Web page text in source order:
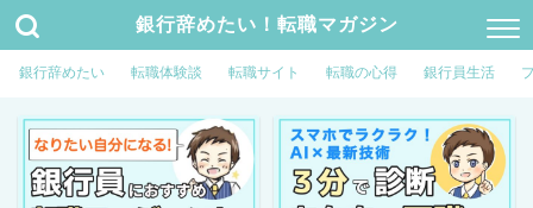
銀行辞めたい！転職マガジン
銀行辞めたい 転職体験談 転職サイト 転職の心得 銀行員生活